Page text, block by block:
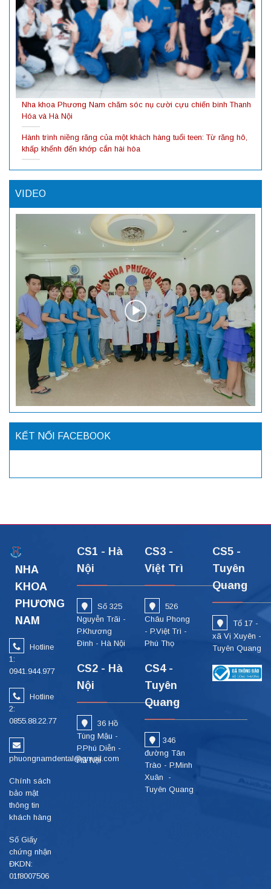
Nha khoa Phương Nam chăm sóc nụ cười cựu chiến binh Thanh
Hóa và Hà Nội
Hành trình niềng răng của một khách hàng tuổi teen: Từ răng hô,
khấp khểnh đến khớp cắn hài hòa
VIDEO
KẾT NỐI FACEBOOK
NHA
KHOA
PHƯƠNG
NAM
Hotline
1:
0941.944.977
Hotline
2:
0855.88.22.77
phuongnamdental@gmail.com
Chính sách
bảo mật
thông tin
khách hàng
Số Giấy
chứng nhận
ĐKDN:
01f8007506
CS1 - Hà
Nội
Số 325
Nguyễn Trãi -
P.Khương
Đình - Hà Nội
CS2 - Hà
Nội
36 Hồ
Tùng Mậu -
P.Phú Diễn -
Hà Nội
CS3 -
Việt Trì
526
Châu Phong
- P.Việt Trì -
Phú Thọ
CS4 -
Tuyên
Quang
346
đường Tân
Trào - P.Minh
Xuân -
Tuyên Quang
CS5 -
Tuyên
Quang
Tổ 17 -
xã Vị Xuyên -
Tuyên Quang